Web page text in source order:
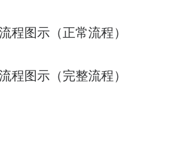
程图示（正常流程）
程图示（完整流程）